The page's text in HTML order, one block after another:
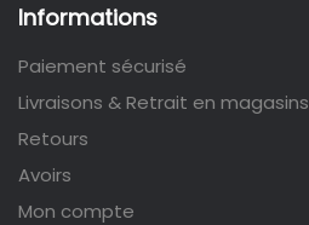
Informations
Paiement sécurisé
Livraisons & Retrait en magasins
Retours
Avoirs
Mon compte